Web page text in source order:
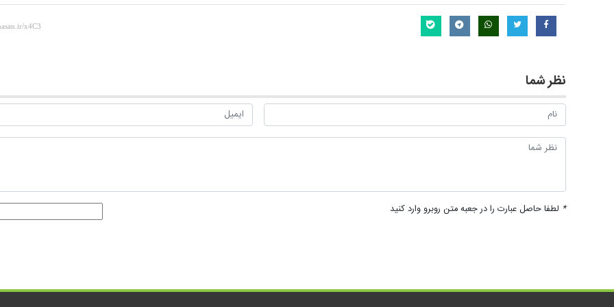
نظر شما
* لطفا حاصل عبارت را در جعبه متن روبرو وارد کنید